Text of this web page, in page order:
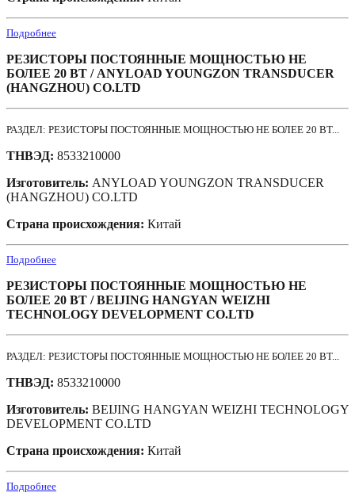
Подробнее
РЕЗИСТОРЫ ПОСТОЯННЫЕ МОЩНОСТЬЮ НЕ
БОЛЕЕ 20 ВТ / ANYLOAD YOUNGZON TRANSDUCER
(HANGZHOU) CO.LTD
РАЗДЕЛ: РЕЗИСТОРЫ ПОСТОЯННЫЕ МОЩНОСТЬЮ НЕ БОЛЕЕ 20 ВТ...
ТНВЭД: 8533210000
Изготовитель: ANYLOAD YOUNGZON TRANSDUCER
(HANGZHOU) CO.LTD
Страна происхождения: Китай
Подробнее
РЕЗИСТОРЫ ПОСТОЯННЫЕ МОЩНОСТЬЮ НЕ
БОЛЕЕ 20 ВТ / BEIJING HANGYAN WEIZHI
TECHNOLOGY DEVELOPMENT CO.LTD
РАЗДЕЛ: РЕЗИСТОРЫ ПОСТОЯННЫЕ МОЩНОСТЬЮ НЕ БОЛЕЕ 20 ВТ...
ТНВЭД: 8533210000
Изготовитель: BEIJING HANGYAN WEIZHI TECHNOLOGY
DEVELOPMENT CO.LTD
Страна происхождения: Китай
Подробнее